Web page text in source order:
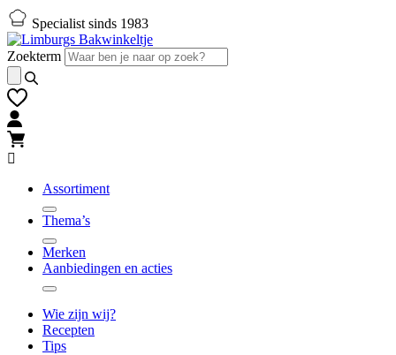
Naar
hoofd-
inhoud
gaan
Naar
footer
gaan
Specialist sinds 1983
Zoekterm
Assortiment
Thema’s
Merken
Aanbiedingen en acties
Wie zijn wij?
Recepten
Tips